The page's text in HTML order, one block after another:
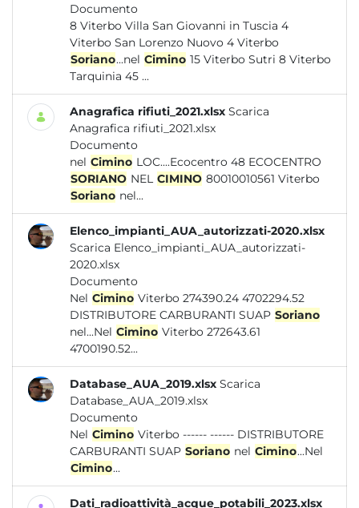
Documento
8 Viterbo Villa San Giovanni in Tuscia 4
Viterbo San Lorenzo Nuovo 4 Viterbo
Soriano...nel Cimino 15 Viterbo Sutri 8 Viterbo
Tarquinia 45 ...
Anagrafica rifiuti_2021.xlsx Scarica
Anagrafica rifiuti_2021.xlsx
Documento
nel Cimino
LOC....Ecocentro 48 ECOCENTRO
SORIANO NEL CIMINO 80010010561 Viterbo
Soriano nel...
Elenco_impianti_AUA_autorizzati-2020.xlsx
Scarica Elenco_impianti_AUA_autorizzati-
2020.xlsx
Documento
Nel Cimino Viterbo 274390.24 4702294.52
DISTRIBUTORE CARBURANTI SUAP Soriano
nel...Nel Cimino Viterbo 272643.61
4700190.52...
Database_AUA_2019.xlsx Scarica
Database_AUA_2019.xlsx
Documento
Nel Cimino Viterbo ------ ------ DISTRIBUTORE
CARBURANTI SUAP Soriano nel Cimino...Nel
Cimino...
Dati_radioattività_acque_potabili_2023.xlsx